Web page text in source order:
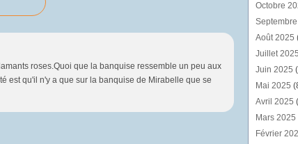
roses.Quoi que la banquise ressemble un peu aux
est qu'il n'y a que sur la banquise de Mirabelle que se
Octobre
Août 2025
Juillet 2025
Juin 2025
Mai 2025
Avril 2025
Mars 2025
Février